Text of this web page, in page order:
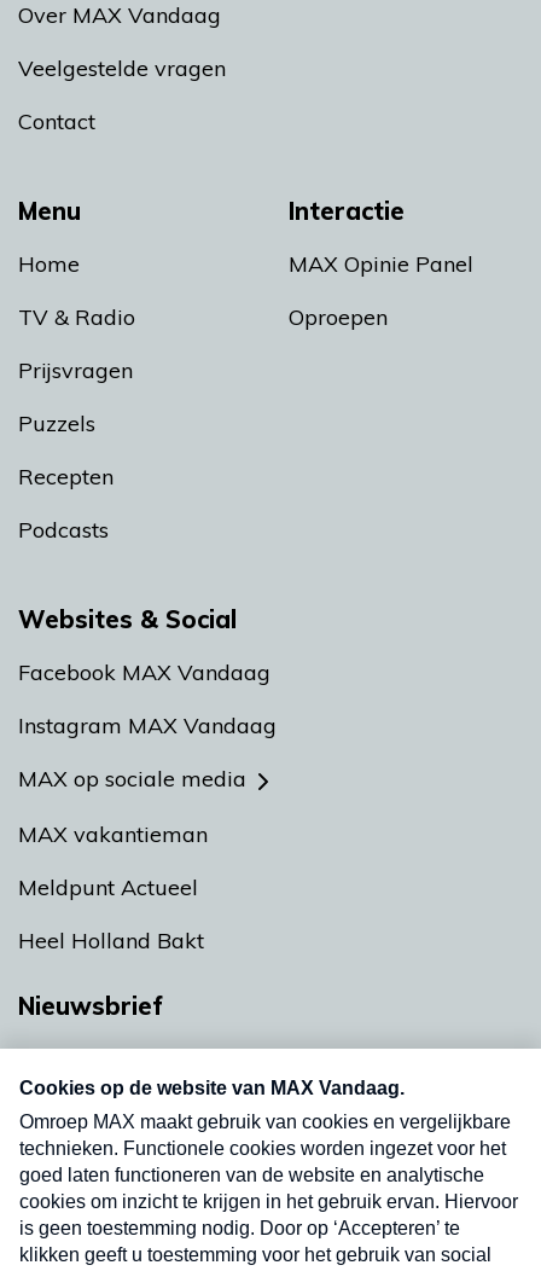
Menu
Home
TV & Radio
Prijsvragen
Puzzels
Recepten
Podcasts
Interactie
MAX Opinie Panel
Oproepen
Over MAX Vandaag
Veelgestelde vragen
Contact
Websites & Social
Facebook MAX Vandaag
Instagram MAX Vandaag
MAX op sociale media
MAX vakantieman
Meldpunt Actueel
Heel Holland Bakt
Nieuwsbrief
Neem hier een gratis abonnement op onze
nieuwsbrief. Elke vrijdag- en dinsdagochtend in
uw mailbox.
Verzend